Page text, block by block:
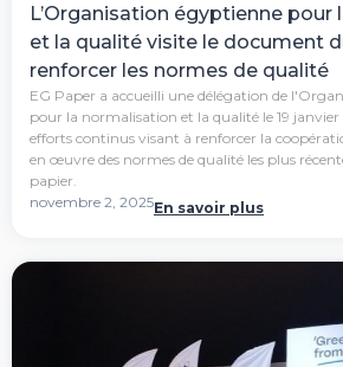
L’Organisation égyptienne
et la qualité visite le document
renforcer les normes de qualité
EG Paper a accueilli une délégation de
pour la normalisation et la qualité le 19 janvier
efforts continus visant à renforcer la
en œuvre des normes de qualité les plus
papier.
novembre 2, 2025En savoir plus